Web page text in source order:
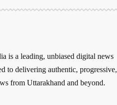
is a leading, unbiased digital news
to delivering authentic, progressive,
from Uttarakhand and beyond.